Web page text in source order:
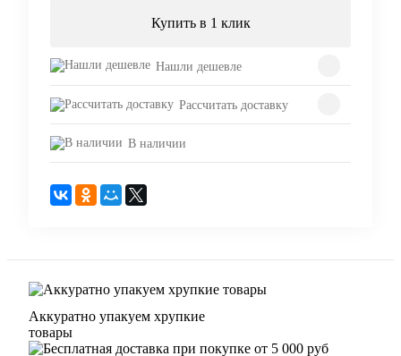
Купить в 1 клик
Нашли дешевле
Рассчитать доставку
В наличии
Аккуратно упакуем хрупкие
товары